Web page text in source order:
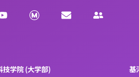
技学院 (大学部) 基